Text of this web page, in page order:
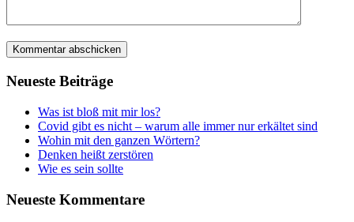
Neu­es­te Beiträge
Was ist bloß mit mir los?
Covid gibt es nicht – war­um alle immer nur erkäl­tet sind
Wohin mit den gan­zen Wörtern?
Den­ken heißt zerstören
Wie es sein sollte
Neu­es­te Kommentare